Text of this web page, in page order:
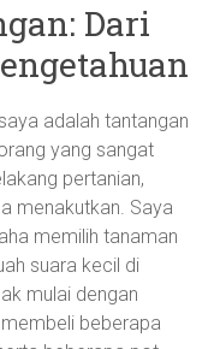
Dari
adalah tantangan
yang sangat
pertanian,
menakutkan. Saya
memilih tanaman
suara kecil di
mulai dengan
beberapa